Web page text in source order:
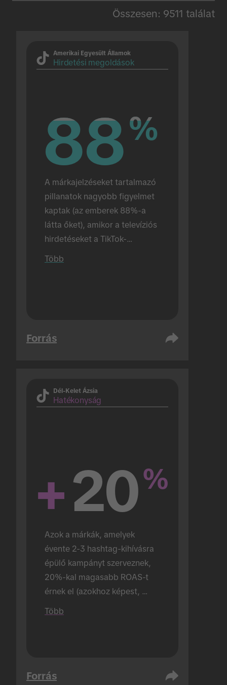
Összesen: 9511 találat
Amerikai Egyesült Államok
Hirdetési megoldások
88%
88%
A márkajelzéseket tartalmazó
pillanatok nagyobb figyelmet
kaptak (az emberek 88%-a
látta őket), amikor a televíziós
hirdetéseket a TikTok-
Több
Forrás
Dél-Kelet Ázsia
Hatékonyság
+20%
Azok a márkák, amelyek
évente 2-3 hashtag-kihívásra
épülő kampányt szerveznek,
20%-kal magasabb ROAS-t
érnek el (azokhoz képest,
Több
Forrás